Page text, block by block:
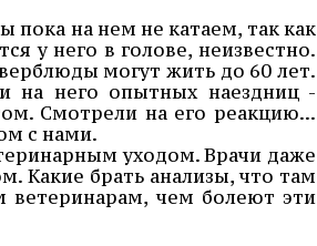
пока на нем не катаем, так как
у него в голове, неизвестно.
могут жить до 60 лет.
на него опытных наездниц -
Смотрели на его реакцию...
с нами.
уходом. Врачи даже
Какие брать анализы, что там
ветеринарам, чем болеют эти